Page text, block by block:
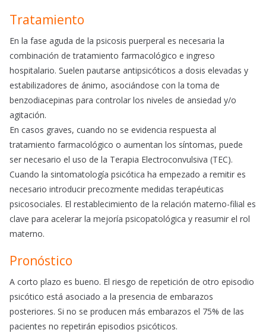
Tratamiento
En la fase aguda de la psicosis puerperal es necesaria la
combinación de tratamiento farmacológico e ingreso
hospitalario. Suelen pautarse antipsicóticos a dosis elevadas y
estabilizadores de ánimo, asociándose con la toma de
benzodiacepinas para controlar los niveles de ansiedad y/o
agitación.
En casos graves, cuando no se evidencia respuesta al
tratamiento farmacológico o aumentan los síntomas, puede
ser necesario el uso de la Terapia Electroconvulsiva (TEC).
Cuando la sintomatología psicótica ha empezado a remitir es
necesario introducir precozmente medidas terapéuticas
psicosociales. El restablecimiento de la relación materno-filial es
clave para acelerar la mejoría psicopatológica y reasumir el rol
materno.
Pronóstico
A corto plazo es bueno. El riesgo de repetición de otro episodio
psicótico está asociado a la presencia de embarazos
posteriores. Si no se producen más embarazos el 75% de las
pacientes no repetirán episodios psicóticos.